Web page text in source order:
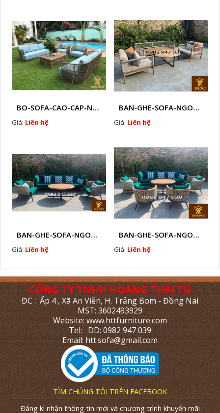
BO-SOFA-CAO-CAP-NHUA-GIA-MAY-HTT - S88
Giá: Liên hệ
BAN-GHE-SOFA-NGOAI-TROI-GIA-MAY-KN12
Giá: Liên hệ
BAN-GHE-SOFA-NGOAI-TROI-GIA-MAY-KN11
Giá: Liên hệ
BAN-GHE-SOFA-NGOAI-TROI-GIA-MAY-KN10
Giá: Liên hệ
CÔNG TY TNHH HOÀNG THÁI TÚ
ĐC : Ấp 4 , Xã An Viễn, H. Trảng Bom - Đồng Nai
MST: 3602493929
Website: www.httfurniture.com
Tel: DD: 0982 947 039
Email: htt.sofa@gmail.com
TÌM CHÚNG TÔI TRÊN FACEBOOK
Đăng kí nhận thông tin mới và chương trình khuyến mãi